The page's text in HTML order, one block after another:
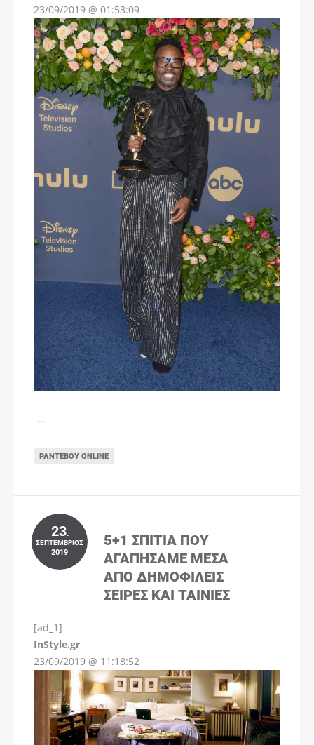
23/09/2019 @ 01:53:09
…
ΡΑΝΤΕΒΟΎ ONLINE
23.
ΣΕΠΤΈΜΒΡΙΟΣ
2019
5+1 ΣΠΊΤΙΑ ΠΟΥ
ΑΓΑΠΉΣΑΜΕ ΜΈΣΑ
ΑΠΌ ΔΗΜΟΦΙΛΕΊΣ
ΣΕΙΡΈΣ ΚΑΙ ΤΑΙΝΊΕΣ
[ad_1]
InStyle.gr
23/09/2019 @ 11:18:52